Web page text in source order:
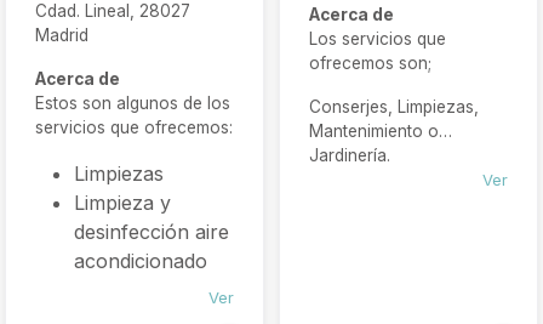
Cdad. Lineal, 28027
Madrid
Acerca de
Estos son algunos de los
servicios que ofrecemos:
Limpiezas
Limpieza y
desinfección aire
acondicionado
Ver
Acerca de
Los servicios que
ofrecemos son;
Conserjes, Limpiezas,
Mantenimiento o
Jardinería.
Ver